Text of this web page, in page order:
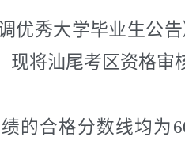
优秀大学毕业生公
将汕尾考区资格审
的合格分数线均为